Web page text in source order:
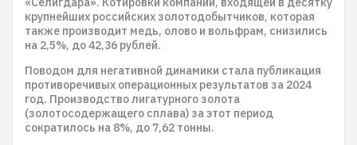
крупнейших российских золотодобытчиков, которая
также производит медь, олово и вольфрам, снизились
на 2,5%, до 42,36 рублей.
Поводом для негативной динамики стала публикация
противоречивых операционных результатов за 2024
год. Производство лигатурного золота
(золотосодержащего сплава) за этот период
сократилось на 8%, до 7,62 тонны.